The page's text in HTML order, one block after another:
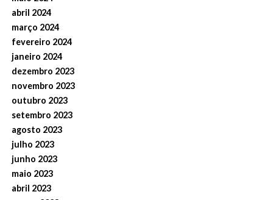
abril 2024
março 2024
fevereiro 2024
janeiro 2024
dezembro 2023
novembro 2023
outubro 2023
setembro 2023
agosto 2023
julho 2023
junho 2023
maio 2023
abril 2023